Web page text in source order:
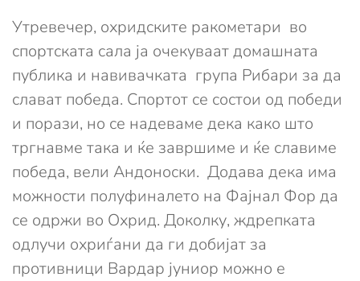
Утревечер, охридските ракометари во
спортската сала ја очекуваат домашната
публика и навивачката група Рибари за да
слават победа. Спортот се состои од победи
и порази, но се надеваме дека како што
тргнавме така и ќе завршиме и ќе славиме
победа, вели Андоноски. Додава дека има
можности полуфиналето на Фајнал Фор да
се одржи во Охрид. Доколку, ждрепката
одлучи охриѓани да ги добијат за
противници Вардар јуниор можно е